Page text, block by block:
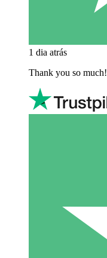
1 dia atrás
Thank you so much!